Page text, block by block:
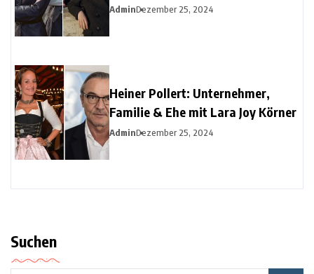
AdminDezember 25, 2024
Heiner Pollert: Unternehmer,
Familie & Ehe mit Lara Joy Körner
AdminDezember 25, 2024
Suchen